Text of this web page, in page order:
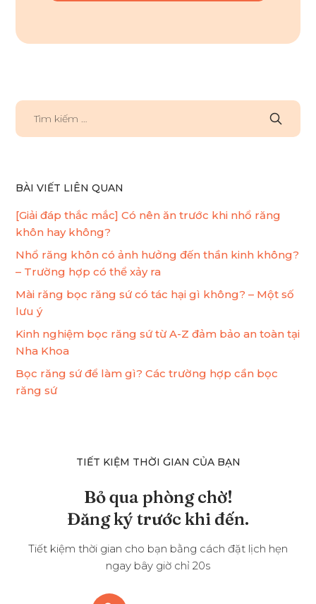
BÀI VIẾT LIÊN QUAN
[Giải đáp thắc mắc] Có nên ăn trước khi nhổ răng
khôn hay không?
Nhổ răng khôn có ảnh hưởng đến thần kinh không?
– Trường hợp có thể xảy ra
Mài răng bọc răng sứ có tác hại gì không? – Một số
lưu ý
Kinh nghiệm bọc răng sứ từ A-Z đảm bảo an toàn tại
Nha Khoa
Bọc răng sứ để làm gì? Các trường hợp cần bọc
răng sứ
TIẾT KIỆM THỜI GIAN CỦA BẠN
Bỏ qua phòng chờ!
Đăng ký trước khi đến.
Tiết kiệm thời gian cho bạn bằng cách đặt lịch hẹn
ngay bây giờ chỉ 20s